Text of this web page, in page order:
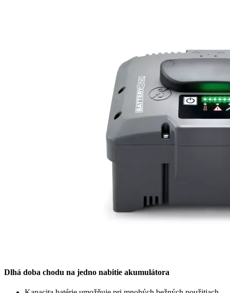
Dlhá doba chodu na jedno nabitie akumulátora